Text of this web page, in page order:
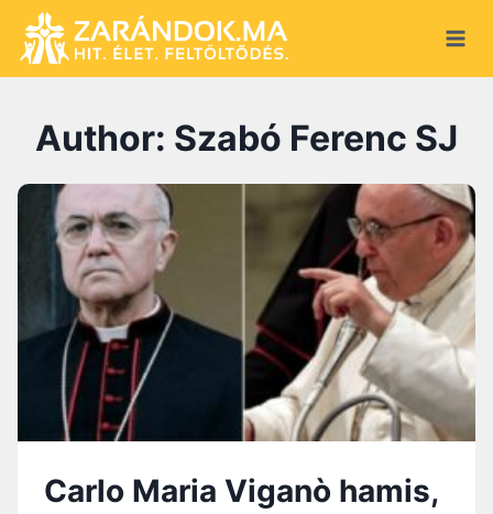
content
Author: Szabó Ferenc SJ
Carlo Maria Viganò hamis,